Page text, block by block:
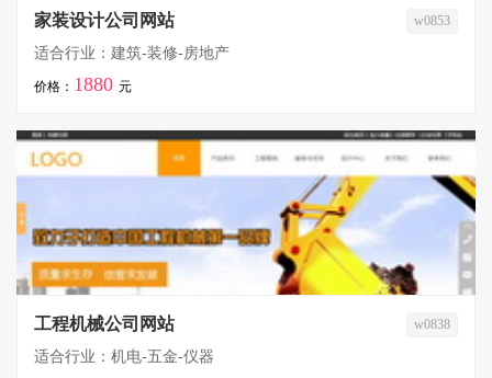
家装设计公司网站 w0853
适合行业：建筑-装修-房地产
价格： 1880 元
工程机械公司网站 w0838
适合行业：机电-五金-仪器